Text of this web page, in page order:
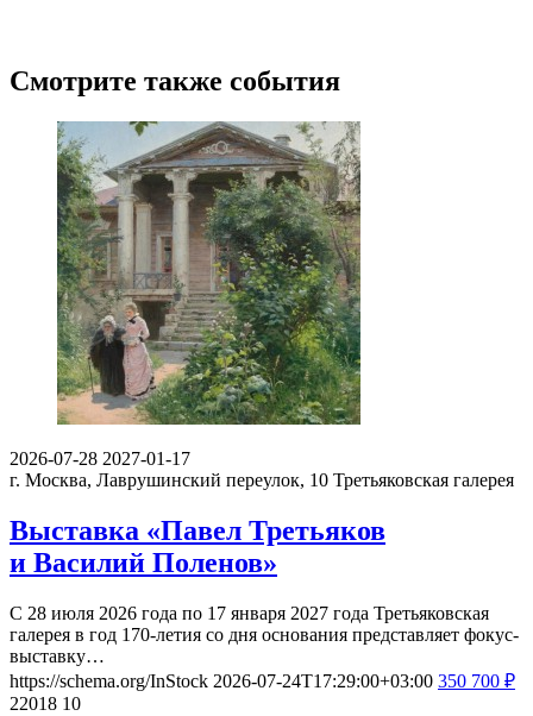
Смотрите также события
2026-07-28 2027-01-17
г. Москва, Лаврушинский переулок, 10 Третьяковская галерея
Выставка «Павел Третьяков
и Василий Поленов»
С 28 июля 2026 года по 17 января 2027 года Третьяковская
галерея в год 170-летия со дня основания представляет фокус-
выставку…
https://schema.org/InStock 2026-07-24T17:29:00+03:00 350 700 ₽
22018 10